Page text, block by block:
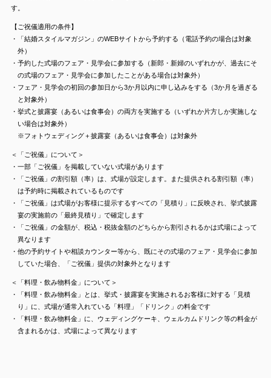
す。
【ご祝儀適用の条件】
・「結婚スタイルマガジン」のWEBサイトから予約する（電話予約の場合は対象
外）
・予約した式場のフェア・見学会に参加する（新郎・新婦のいずれかが、過去にそ
の式場のフェア・見学会に参加したことがある場合は対象外）
・フェア・見学会の初回の参加日から3か月以内に申し込みをする（3か月を過ぎる
と対象外）
・挙式と披露宴（あるいは食事会）の両方を実施する（いずれか片方しか実施しな
い場合は対象外）
※フォトウェディング＋披露宴（あるいは食事会）は対象外
＜「ご祝儀」について＞
・一部「ご祝儀」を掲載していない式場があります
・「ご祝儀」の割引額（率）は、式場が設定します。また提供される割引額（率）
は予約時に掲載されているものです
・「ご祝儀」は式場がお客様に提示するすべての「見積り」に反映され、挙式披露
宴の実施前の「最終見積り」で確定します
・「ご祝儀」の金額が、税込・税抜金額のどちらから割引されるかは式場によって
異なります
・他の予約サイトや相談カウンター等から、既にその式場のフェア・見学会に参加
していた場合、「ご祝儀」提供の対象外となります
＜「料理・飲み物料金」について＞
・「料理・飲み物料金」とは、挙式・披露宴を実施されるお客様に対する「見積
り」に、式場が通常入れている「料理」「ドリンク」の料金です
・「料理・飲み物料金」に、ウェディングケーキ、ウェルカムドリンク等の料金が
含まれるかは、式場によって異なります